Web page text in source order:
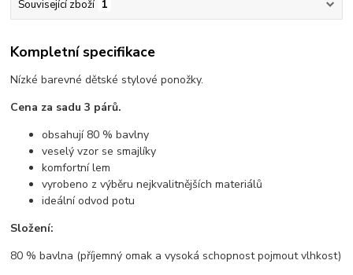
Související zboží 1
Kompletní specifikace
Nízké barevné dětské stylové ponožky.
Cena za sadu 3 párů.
obsahují 80 % bavlny
veselý vzor se smajlíky
komfortní lem
vyrobeno z výběru nejkvalitnějších materiálů
ideální odvod potu
Složení:
80 % bavlna (příjemný omak a vysoká schopnost pojmout vlhkost)